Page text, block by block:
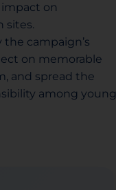
on
sites.
campaign’s
on memorable
and spread the
among young